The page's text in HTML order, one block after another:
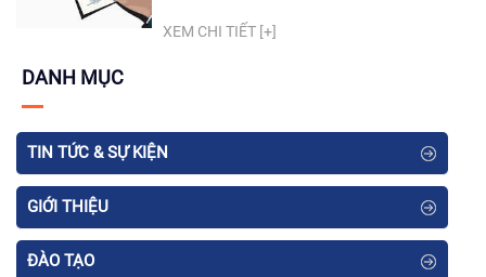
XEM CHI TIẾT [+]
DANH MỤC
TIN TỨC & SỰ KIỆN
GIỚI THIỆU
ĐÀO TẠO